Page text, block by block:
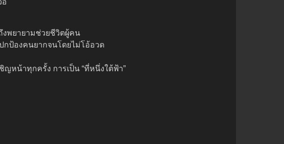
อ
งพยายามช่วยชีวิตผู้คน
กป้องคนยากจนโดยไม่โอ้อวด
หน้าทุกครั้ง การเป็น “ที่หนึ่งใต้ฟ้า”